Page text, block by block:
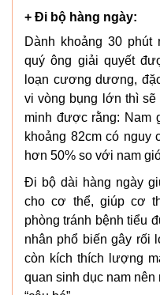
+ Đi bộ hàng ngày:
Dành khoảng 30
quý ông giải quyết
loạn cương dương,
vi vòng bụng lớn thì
minh được rằng: Nam
khoảng 82cm có
hơn 50% so với nam
Đi bộ dài hàng ngày
cho cơ thể, giúp cơ
phòng tránh bệnh tiểu
nhân phổ biến gây rối
còn kích thích lượng
quan sinh dục nam